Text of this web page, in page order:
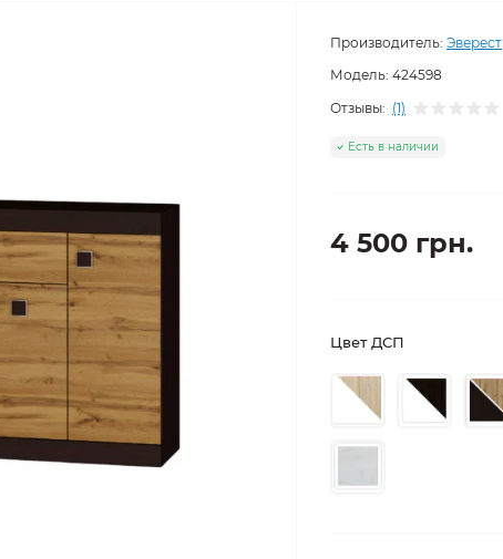
Производитель: Эверест
Модель: 424598
Отзывы: (1)
Есть в наличии
4 500 грн.
Цвет ДСП